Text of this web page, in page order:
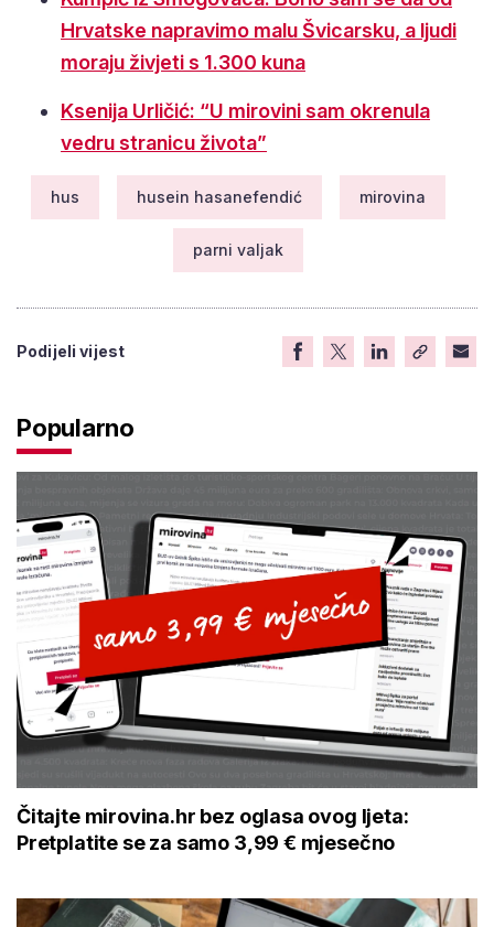
Hrvatske napravimo malu Švicarsku, a ljudi
moraju živjeti s 1.300 kuna
Ksenija Urličić: “U mirovini sam okrenula
vedru stranicu života”
hus husein hasanefendić mirovina
parni valjak
Podijeli vijest
Popularno
Čitajte mirovina.hr bez oglasa ovog ljeta:
Pretplatite se za samo 3,99 € mjesečno